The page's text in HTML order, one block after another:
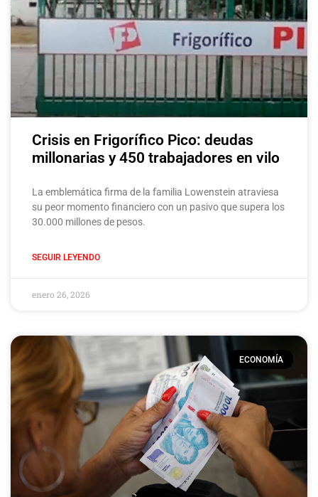
Crisis en Frigorífico Pico: deudas
millonarias y 450 trabajadores en vilo
La emblemática firma de la familia Lowenstein atraviesa
su peor momento financiero con un pasivo que supera los
30.000 millones de pesos.
SEGUIR LEYENDO
enero 26, 2026
ECONOMÍA